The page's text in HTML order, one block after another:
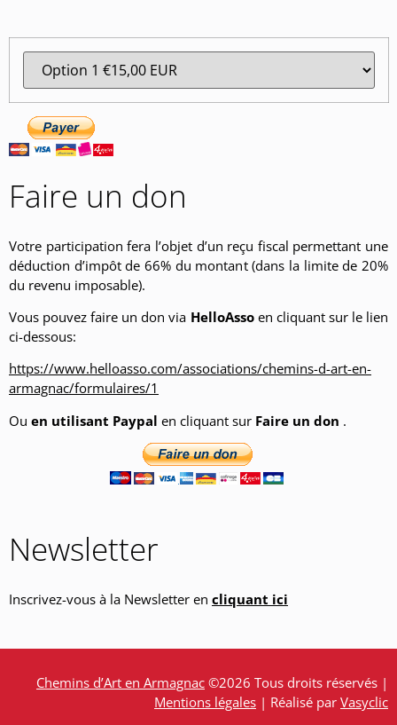
Faire un don
Votre participation fera l’objet d’un reçu fiscal permettant une
déduction d’impôt de 66% du montant (dans la limite de 20%
du revenu imposable).
Vous pouvez faire un don via HelloAssoen cliquant sur le lien
ci-dessous:
https://www.helloasso.com/associations/chemins-d-art-en-
armagnac/formulaires/1
Ou en utilisant Paypal en cliquant sur Faire un don .
Newsletter
Inscrivez-vous à la Newsletter en cliquant ici
Chemins d’Art en Armagnac ©2026 Tous droits réservés |
Mentions légales | Réalisé par Vasyclic